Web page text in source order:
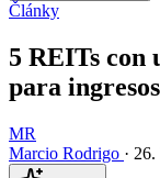
Články
5 REITs con
para
MR
Marcio Rodrigo · 26.